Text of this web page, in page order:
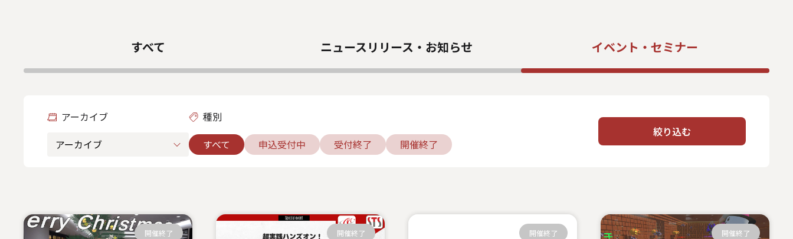
すべて ニュースリリース・お知らせ イベント・セミナー
アーカイブ
種別
すべて
申込受付中 受付終了 開催終了
絞り込む
開催終了 開催終了 開催終了 開催終了